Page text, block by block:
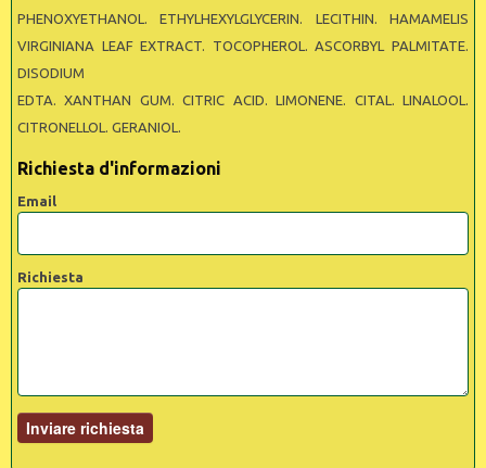
PHENOXYETHANOL. ETHYLHEXYLGLYCERIN. LECITHIN. HAMAMELIS
VIRGINIANA LEAF EXTRACT. TOCOPHEROL. ASCORBYL PALMITATE.
DISODIUM
EDTA. XANTHAN GUM. CITRIC ACID. LIMONENE. CITAL. LINALOOL.
CITRONELLOL. GERANIOL.
Richiesta d'informazioni
Email
Richiesta